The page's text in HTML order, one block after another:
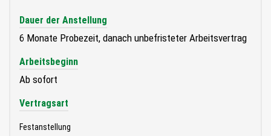
Dauer der Anstellung
6 Monate Probezeit, danach unbefristeter Arbeitsvertrag
Arbeitsbeginn
Ab sofort
Vertragsart
Festanstellung